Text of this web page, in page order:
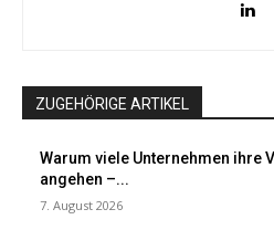
ZUGEHÖRIGE ARTIKEL
Warum viele Unternehmen ihre
angehen –...
7. August 2026